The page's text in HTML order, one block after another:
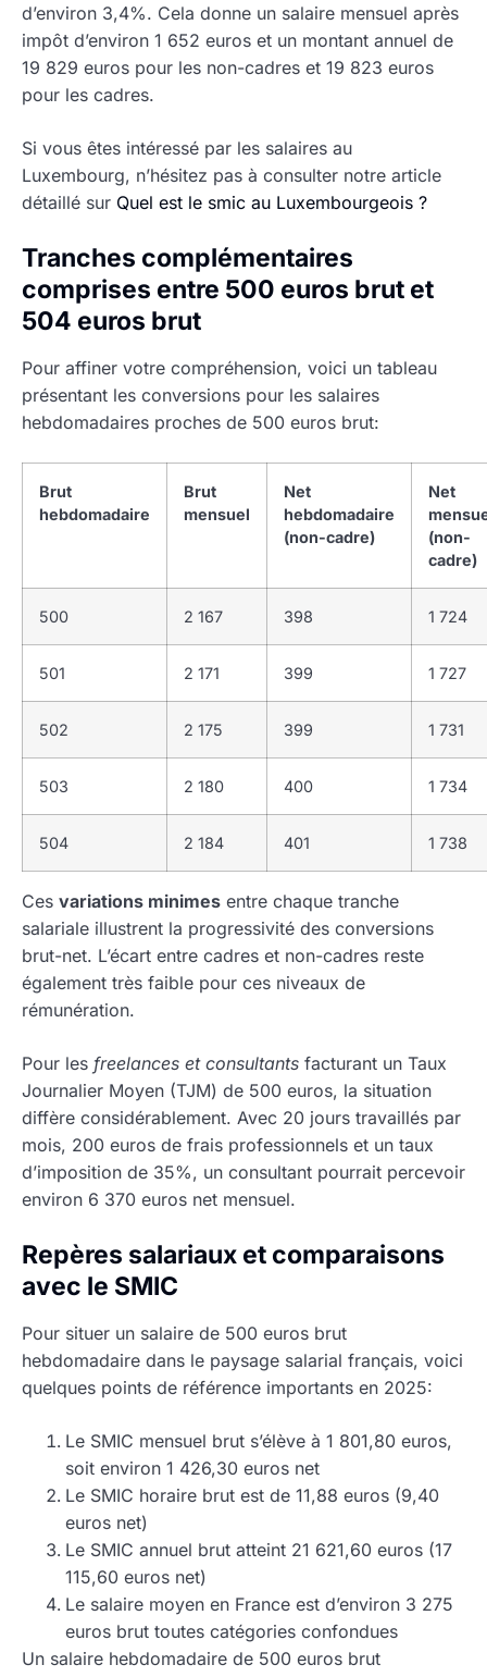
d’environ 3,4%. Cela donne un salaire mensuel après
impôt d’environ 1 652 euros et un montant annuel de
19 829 euros pour les non-cadres et 19 823 euros
pour les cadres.
Si vous êtes intéressé par les salaires au
Luxembourg, n’hésitez pas à consulter notre article
détaillé sur Quel est le smic au Luxembourgeois ?
Tranches complémentaires
comprises entre 500 euros brut et
504 euros brut
Pour affiner votre compréhension, voici un tableau
présentant les conversions pour les salaires
hebdomadaires proches de 500 euros brut:
Brut
hebdomadaire
Brut
mensuel
Net
hebdomadaire
(non-cadre)
Net
(non-
cadre)
500 2 167 398 1 724
501 2 171 399 1 727
502 2 175 399 1 731
503 2 180 400 1 734
504 2 184 401 1 738
Ces variations minimes entre chaque tranche
salariale illustrent la progressivité des conversions
brut-net. L’écart entre cadres et non-cadres reste
également très faible pour ces niveaux de
rémunération.
Pour les freelances et consultants facturant un Taux
Journalier Moyen (TJM) de 500 euros, la situation
diffère considérablement. Avec 20 jours travaillés par
mois, 200 euros de frais professionnels et un taux
d’imposition de 35%, un consultant pourrait percevoir
environ 6 370 euros net mensuel.
Repères salariaux et comparaisons
avec le SMIC
Pour situer un salaire de 500 euros brut
hebdomadaire dans le paysage salarial français, voici
quelques points de référence importants en 2025:
Le SMIC mensuel brut s’élève à 1 801,80 euros,
soit environ 1 426,30 euros net
Le SMIC horaire brut est de 11,88 euros (9,40
euros net)
Le SMIC annuel brut atteint 21 621,60 euros (17
115,60 euros net)
Le salaire moyen en France est d’environ 3 275
euros brut toutes catégories confondues
Un salaire hebdomadaire de 500 euros brut